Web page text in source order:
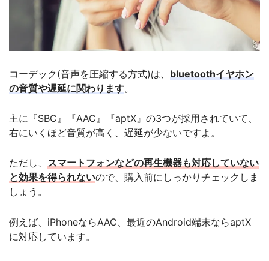
コーデック(音声を圧縮する方式)は、 bluetoothイヤホン
の音質や遅延に関わります。
主に『SBC』『AAC』『aptX』の3つが採用されていて、
右にいくほど音質が高く、遅延が少ないですよ。
ただし、 スマートフォンなどの再生機器も対応していない
と効果を得られないので、購入前にしっかりチェックしま
しょう。
例えば、iPhoneならAAC、最近のAndroid端末ならaptX
に対応しています。